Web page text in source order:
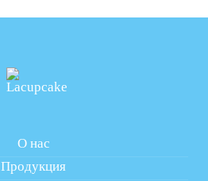
О нас
Продукция